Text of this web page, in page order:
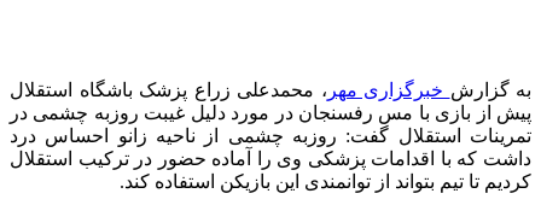
به گزارش خبرگزاری مهر ، محمدعلی زراع پزشک باشگاه استقلال
پیش از بازی با مس رفسنجان در مورد دلیل غیبت روزبه چشمی در
تمرینات استقلال گفت: روزبه چشمی از ناحیه زانو احساس درد
داشت که با اقدامات پزشکی وی را آماده حضور در ترکیب استقلال
کردیم تا تیم بتواند از توانمندی این بازیکن استفاده کند.